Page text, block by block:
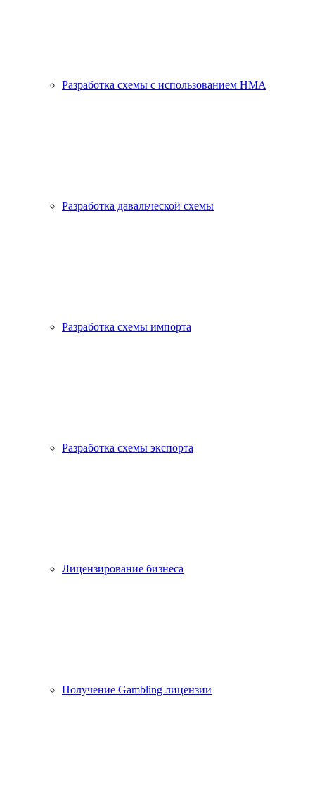
Разработка схемы с использованием HMA
Разработка давальческой схемы
Разработка схемы импорта
Разработка схемы экспорта
Лицензирование бизнеса
Получение Gambling лицензии